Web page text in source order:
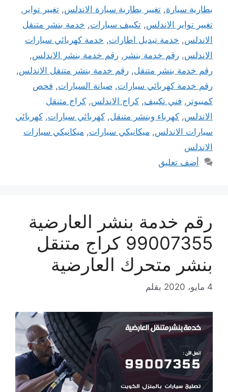
بطارية سيارة, تغيير بطارية سيارة الاندلس, تغيير تواير ,
تغيير تواير الاندلس, تكييف سيارات, خدمة بنشر متنقل
الاندلس, خدمة تبديل اطارات, خدمة كهربائي سيارات
الاندلس, رقم خدمة بنشر , رقم خدمة بنشر الاندلس,
رقم خدمة بنشر متنقل, رقم خدمة بنشر متنقل الاندلس,
رقم خدمة كهربائي سيارات, صيانة السيارات, فحص
كمبيوتر , فني تكييف, كراج الاندلس, كراج متنقل
الاندلس, كهرباء وبنشر متنقل, كهربائي سيارات, كهربائي
سيارات الاندلس, ميكانيكي سيارات, ميكانيكي سيارات
الاندلس
أضف تعليق
رقم خدمة بنشر العارضية
99007355 كراج متنقل
بنشر متحرك العارضية
4 مايو، 2020 بقلم